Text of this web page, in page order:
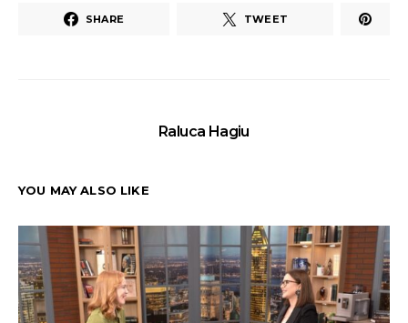
SHARE TWEET
Raluca Hagiu
YOU MAY ALSO LIKE